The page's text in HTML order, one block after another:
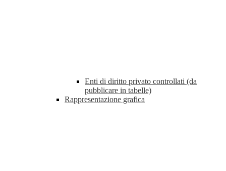
Enti di diritto privato controllati (da
pubblicare in tabelle)
Rappresentazione grafica